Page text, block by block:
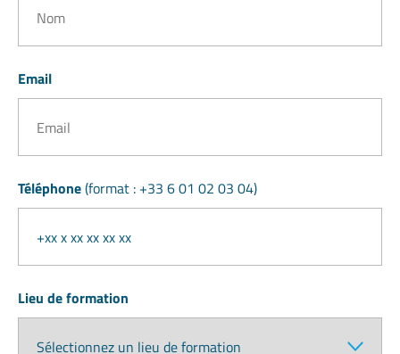
Email
Téléphone(format : +33 6 01 02 03 04)
Lieu de formation